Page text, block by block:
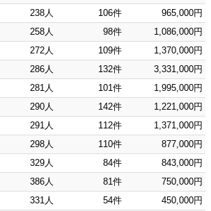
238人 106件
965,000円
258人 98件
1,086,000円
272人 109件
1,370,000円
286人 132件
3,331,000円
281人 101件
1,995,000円
290人 142件
1,221,000円
291人 112件
1,371,000円
298人 110件
877,000円
329人 84件
843,000円
386人 81件
750,000円
331人 54件
450,000円